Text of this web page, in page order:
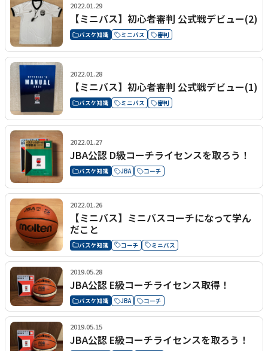
2022.01.29
【ミニバス】初心者審判 公式戦デビュー(2)
バスケ知識 ミニバス 審判
2022.01.28
【ミニバス】初心者審判 公式戦デビュー(1)
バスケ知識 ミニバス 審判
2022.01.27
JBA公認 D級コーチライセンスを取ろう！
バスケ知識 JBA コーチ
2022.01.26
【ミニバス】ミニバスコーチになって学ん
だこと
バスケ知識 コーチ ミニバス
2019.05.28
JBA公認 E級コーチライセンス取得！
バスケ知識 JBA コーチ
2019.05.15
JBA公認 E級コーチライセンスを取ろう！